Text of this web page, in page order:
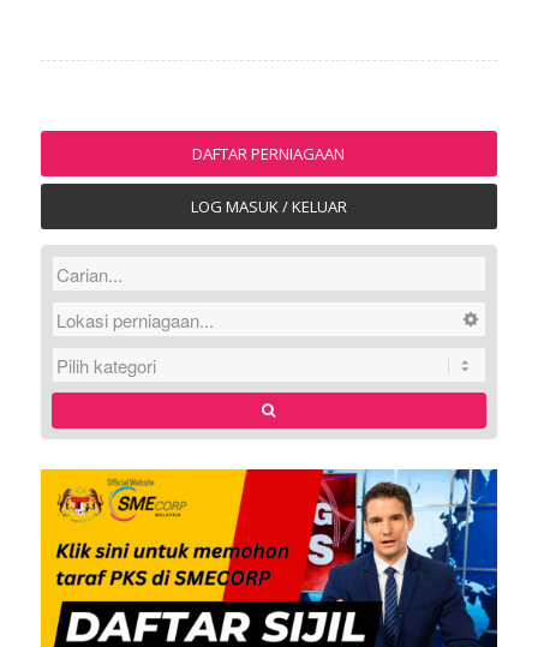
DAFTAR PERNIAGAAN
LOG MASUK / KELUAR